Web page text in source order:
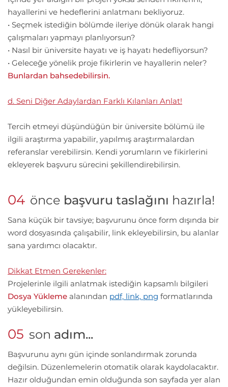
hayallerini ve hedeflerini anlatmanı bekliyoruz.
• Seçmek istediğin bölümde ileriye dönük olarak hangi
çalışmaları yapmayı planlıyorsun?
• Nasıl bir üniversite hayatı ve iş hayatı hedefliyorsun?
• Geleceğe yönelik proje fikirlerin ve hayallerin neler?
Bunlardan bahsedebilirsin.
d. Seni Diğer Adaylardan Farklı Kılanları Anlat!
Tercih etmeyi düşündüğün bir üniversite bölümü ile
ilgili araştırma yapabilir, yapılmış araştırmalardan
referanslar verebilirsin. Kendi yorumların ve fikirlerini
ekleyerek başvuru sürecini şekillendirebilirsin.
04 önce başvuru taslağını hazırla!
Sana küçük bir tavsiye; başvurunu önce form dışında bir
word dosyasında çalışabilir, link ekleyebilirsin, bu alanlar
sana yardımcı olacaktır.
Dikkat Etmen Gerekenler:
Projelerinle ilgili anlatmak istediğin kapsamlı bilgileri
Dosya Yükleme alanından pdf, link, png formatlarında
yükleyebilirsin.
05 son adım...
Başvurunu aynı gün içinde sonlandırmak zorunda
değilsin. Düzenlemelerin otomatik olarak kaydolacaktır.
Hazır olduğundan emin olduğunda son sayfada yer alan